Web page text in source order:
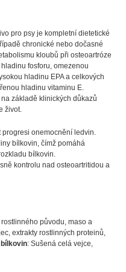
pro psy je kompletní dietetické
chronické nebo dočasné
kloubů při osteoartróze
fosforu, omezenou
hladinu EPA a celkových
hladinu vitaminu E.
základě klinických důkazů
život.
onemocnění ledvin.
bílkovin, čímž pomáhá
bílkovin.
kontrolu nad osteoartritidou a
původu, maso a
extrakty rostlinných proteinů,
: Sušená celá vejce,